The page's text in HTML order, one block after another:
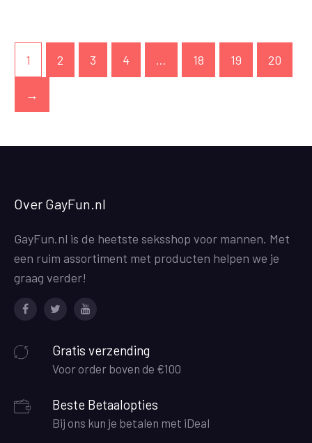
1 2 3 4 … 18 19 20
→
Over GayFun.nl
GayFun.nl is de heetste seksshop voor mannen. Met
een ruim assortiment met producten helpen we je
graag verder!
Gratis verzending
Voor order boven de €100
Beste Betaalopties
Bij ons kun je betalen met iDeal